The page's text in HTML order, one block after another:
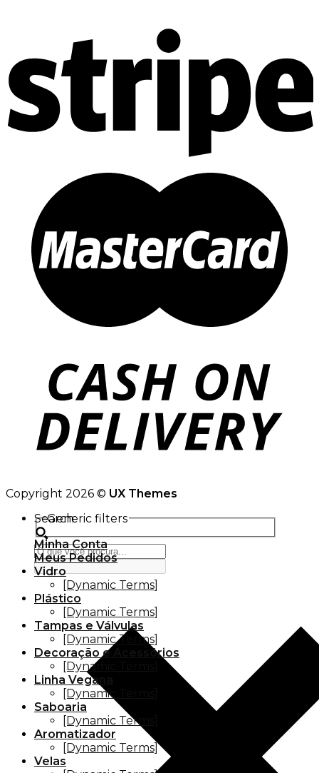
Copyright 2026 © UX Themes
Search
Generic filters
Minha Conta
Meus Pedidos
Vidro
[Dynamic Terms]
Plástico
[Dynamic Terms]
Tampas e Válvulas
[Dynamic Terms]
Decoração e Acessórios
[Dynamic Terms]
Linha Vegana
[Dynamic Terms]
Saboaria
[Dynamic Terms]
Aromatizador
[Dynamic Terms]
Velas